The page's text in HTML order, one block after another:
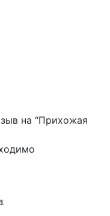
на “Прихожая